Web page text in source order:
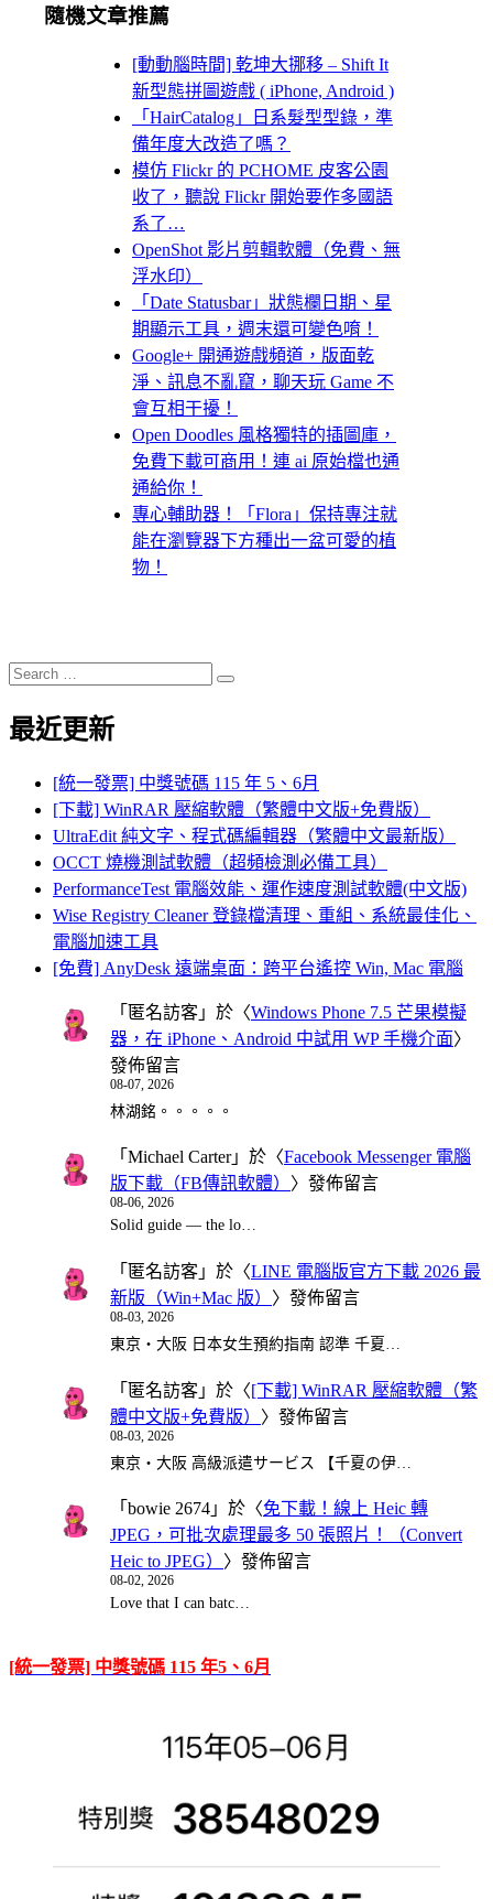
隨機文章推薦
[動動腦時間] 乾坤大挪移 – Shift It
新型態拼圖遊戲 ( iPhone, Android )
「HairCatalog」日系髮型型錄，準
備年度大改造了嗎？
模仿 Flickr 的 PCHOME 皮客公園
收了，聽說 Flickr 開始要作多國語
系了…
OpenShot 影片剪輯軟體（免費、無
浮水印）
「Date Statusbar」狀態欄日期、星
期顯示工具，週末還可變色唷！
Google+ 開通遊戲頻道，版面乾
淨、訊息不亂竄，聊天玩 Game 不
會互相干擾！
Open Doodles 風格獨特的插圖庫，
免費下載可商用！連 ai 原始檔也通
通給你！
專心輔助器！「Flora」保持專注就
能在瀏覽器下方種出一盆可愛的植
物！
Search
for:
Search
最近更新
[統一發票] 中獎號碼 115 年 5、6月
[下載] WinRAR 壓縮軟體（繁體中文版+免費版）
UltraEdit 純文字、程式碼編輯器（繁體中文最新版）
OCCT 燒機測試軟體（超頻檢測必備工具）
PerformanceTest 電腦效能、運作速度測試軟體(中文版)
Wise Registry Cleaner 登錄檔清理、重組、系統最佳化、
電腦加速工具
[免費] AnyDesk 遠端桌面：跨平台遙控 Win, Mac 電腦
「 匿名訪客 」於〈Windows Phone 7.5 芒果模擬
器，在 iPhone、Android 中試用 WP 手機介面〉
發佈留言
08-07, 2026
林湖銘。。。。。
「 Michael Carter」於〈Facebook Messenger 電腦
版下載（FB傳訊軟體） 〉發佈留言
08-06, 2026
Solid guide — the lo…
「 匿名訪客 」於〈LINE 電腦版官方下載 2026 最
新版（Win+Mac 版） 〉發佈留言
08-03, 2026
東京・大阪 日本女生預約指南 認準 千夏…
「 匿名訪客 」於〈[下載] WinRAR 壓縮軟體（繁
體中文版+免費版） 〉發佈留言
08-03, 2026
東京・大阪 高級派遣サービス 【千夏の伊…
「 bowie 2674 」於〈免下載！線上 Heic 轉
JPEG，可批次處理最多 50 張照片！（Convert
Heic to JPEG） 〉發佈留言
08-02, 2026
Love that I can batc…
[統一發票] 中獎號碼 115 年5、6月